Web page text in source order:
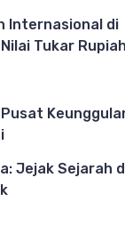
Internasional di
Tukar Rupiah
Jejak Sejarah